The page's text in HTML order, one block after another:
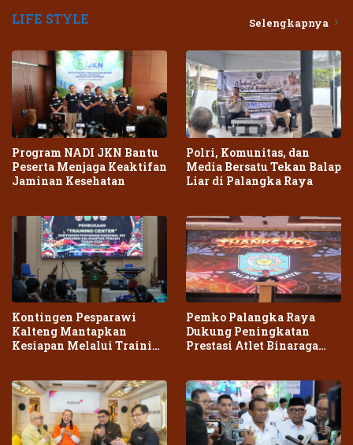
LIFE STYLE Selengkapnya
Program NADI JKN Bantu
Peserta Menjaga Keaktifan
Jaminan Kesehatan
Polri, Komunitas, dan
Media Bersatu Tekan Balap
Liar di Palangka Raya
Kontingen Pesparawi
Kalteng Mantapkan
Kesiapan Melalui Training
Pemko Palangka Raya
Dukung Peningkatan
Prestasi Atlet Binaraga